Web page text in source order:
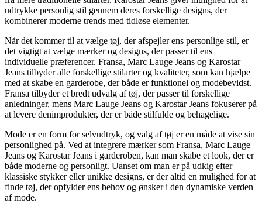
udtrykke personlig stil gennem deres forskellige designs, der
kombinerer moderne trends med tidløse elementer.
Når det kommer til at vælge tøj, der afspejler ens personlige stil, er
det vigtigt at vælge mærker og designs, der passer til ens
individuelle præferencer. Fransa, Marc Lauge Jeans og Karostar
Jeans tilbyder alle forskellige stilarter og kvaliteter, som kan hjælpe
med at skabe en garderobe, der både er funktionel og modebevidst.
Fransa tilbyder et bredt udvalg af tøj, der passer til forskellige
anledninger, mens Marc Lauge Jeans og Karostar Jeans fokuserer på
at levere denimprodukter, der er både stilfulde og behagelige.
Mode er en form for selvudtryk, og valg af tøj er en måde at vise sin
personlighed på. Ved at integrere mærker som Fransa, Marc Lauge
Jeans og Karostar Jeans i garderoben, kan man skabe et look, der er
både moderne og personligt. Uanset om man er på udkig efter
klassiske stykker eller unikke designs, er der altid en mulighed for at
finde tøj, der opfylder ens behov og ønsker i den dynamiske verden
af mode.